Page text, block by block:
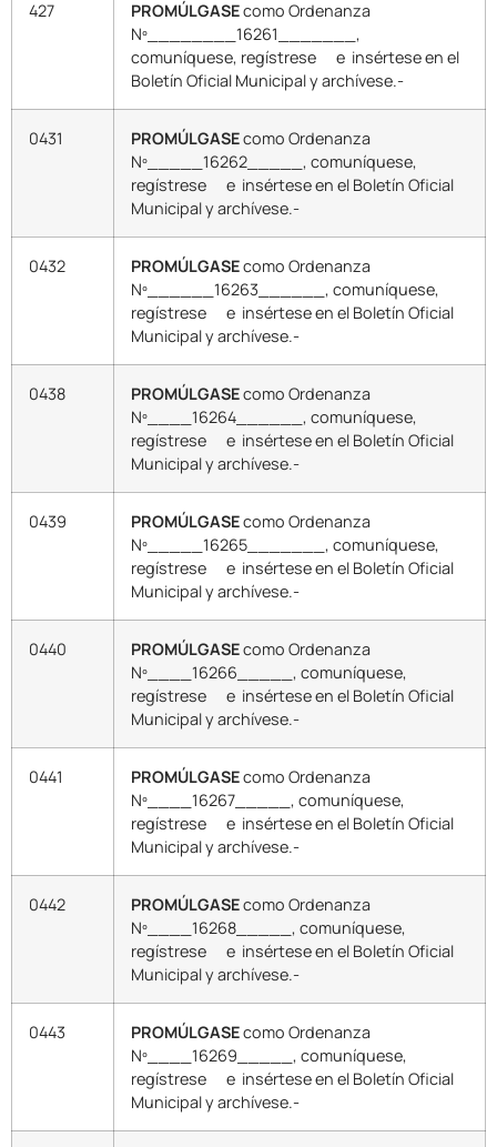
427 PROMÚLGASEcomo Ordenanza
Nº________16261_______,
comuníquese, regístrese e insértese en el
Boletín Oficial Municipal y archívese.-
0431 PROMÚLGASEcomo Ordenanza
Nº_____16262_____, comuníquese,
regístrese e insértese en el Boletín Oficial
Municipal y archívese.-
0432 PROMÚLGASEcomo Ordenanza
Nº______16263______, comuníquese,
regístrese e insértese en el Boletín Oficial
Municipal y archívese.-
0438 PROMÚLGASEcomo Ordenanza
Nº____16264______, comuníquese,
regístrese e insértese en el Boletín Oficial
Municipal y archívese.-
0439 PROMÚLGASEcomo Ordenanza
Nº_____16265_______, comuníquese,
regístrese e insértese en el Boletín Oficial
Municipal y archívese.-
0440 PROMÚLGASEcomo Ordenanza
Nº____16266_____, comuníquese,
regístrese e insértese en el Boletín Oficial
Municipal y archívese.-
0441 PROMÚLGASEcomo Ordenanza
Nº____16267_____, comuníquese,
regístrese e insértese en el Boletín Oficial
Municipal y archívese.-
0442 PROMÚLGASEcomo Ordenanza
Nº____16268_____, comuníquese,
regístrese e insértese en el Boletín Oficial
Municipal y archívese.-
0443 PROMÚLGASEcomo Ordenanza
Nº____16269_____, comuníquese,
regístrese e insértese en el Boletín Oficial
Municipal y archívese.-